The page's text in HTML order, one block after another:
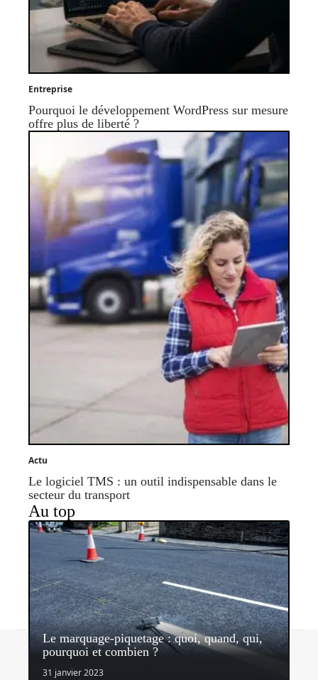
Entreprise
Pourquoi le développement WordPress sur mesure
offre plus de liberté ?
Actu
Le logiciel TMS : un outil indispensable dans le
secteur du transport
Au top
Le marquage-piquetage : quoi, quand, qui,
pourquoi et combien ?
31 janvier 2023
Contact Mentions légales Sitemap